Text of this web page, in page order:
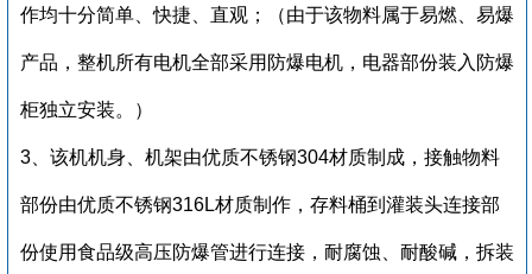
作均十分简单、快捷、直观；（由于该物料属于易燃、易爆
产品，整机所有电机全部采用防爆电机，电器部份装入防爆
柜独立安装。）
3、该机机身、机架由优质不锈钢304材质制成，接触物料
部份由优质不锈钢316L材质制作，存料桶到灌装头连接部
份使用食品级高压防爆管进行连接，耐腐蚀、耐酸碱，拆装